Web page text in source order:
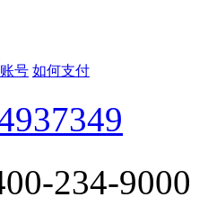
号 如何支付
234-9000